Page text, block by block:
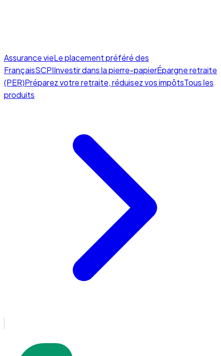
Assurance vieLe placement préféré des
FrançaisSCPIInvestir dans la pierre-papierÉpargne retraite
(PER)Préparez votre retraite, réduisez vos impôtsTous les
produits